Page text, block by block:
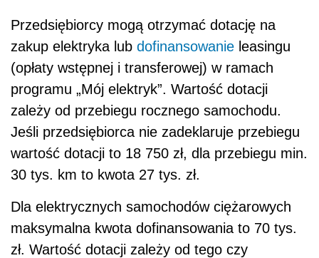
Przedsiębiorcy mogą otrzymać dotację na
zakup elektryka lub dofinansowanie leasingu
(opłaty wstępnej i transferowej) w ramach
programu „Mój elektryk”. Wartość dotacji
zależy od przebiegu rocznego samochodu.
Jeśli przedsiębiorca nie zadeklaruje przebiegu
wartość dotacji to 18 750 zł, dla przebiegu min.
30 tys. km to kwota 27 tys. zł.
Dla elektrycznych samochodów ciężarowych
maksymalna kwota dofinansowania to 70 tys.
zł. Wartość dotacji zależy od tego czy